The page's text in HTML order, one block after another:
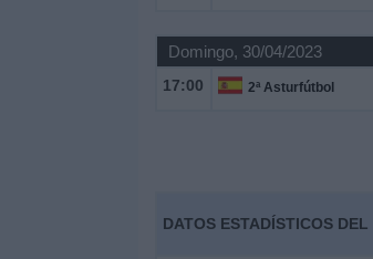
Domingo, 30/04/2023
17:00 2ª Asturfútbol
DATOS ESTADÍSTICOS